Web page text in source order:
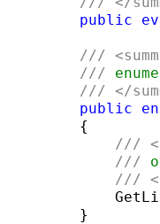
public
///
///
/// </
public
{
///
///
///
}